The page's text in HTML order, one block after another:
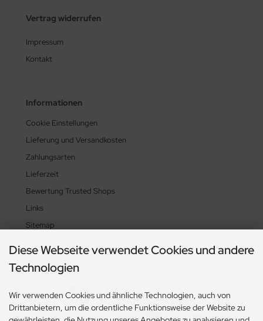
Vertrag widerrufen
Impressum
Kontakt
Informationen
Cookie Einstellungen
Lieferung und Versandkosten
Zahlungsarten
Lieferzeit
Bewertung Trusted Shops
Links
Sitemap
Zahlungsmethoden
Diese Webseite verwendet Cookies und andere
Technologien
Wir verwenden Cookies und ähnliche Technologien, auch von
Drittanbietern, um die ordentliche Funktionsweise der Website zu